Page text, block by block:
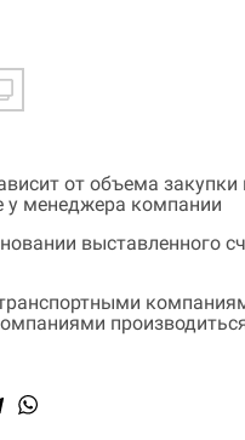
от объема
у менеджера компании
выставленного